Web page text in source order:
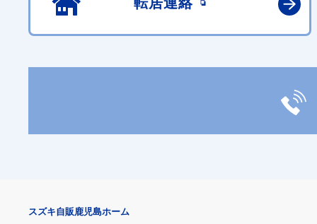
転居連絡
スズキ自販鹿児島ホーム